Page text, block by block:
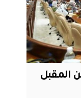
المقبل